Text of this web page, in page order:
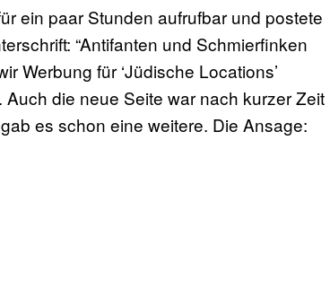
ein paar Stunden aufrufbar und postete
“Antifanten und Schmierfinken
Werbung für ‘Jüdische Locations’
die neue Seite war nach kurzer Zeit
es schon eine weitere. Die Ansage: